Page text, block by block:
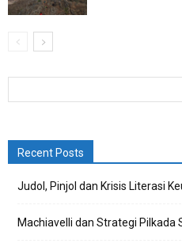
Recent Posts
Judol, Pinjol dan Krisis Literasi
Machiavelli dan Strategi Pilkada